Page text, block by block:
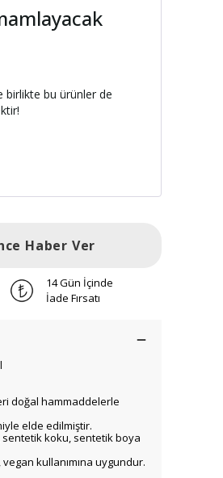
birlikte bu ürünler de
Haber Ver
14 Gün İçinde
İade Fırsatı
doğal hammaddelerle
elde edilmiştir.
sentetik koku, sentetik boya
kullanımına uygundur.